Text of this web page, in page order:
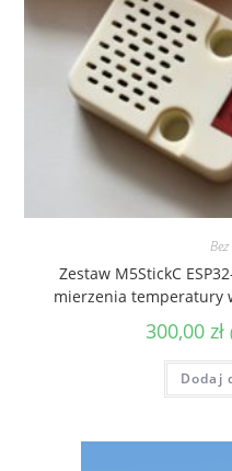
Zestaw M5StickC
mierzenia temperatury
300,00 zł
Dodaj